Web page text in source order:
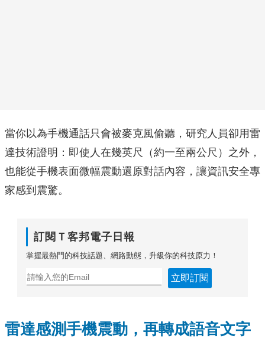
當你以為手機通話只會被麥克風偷聽，研究人員卻用雷
達技術證明：即使人在幾英尺（約一至兩公尺）之外，
也能從手機表面微幅震動還原對話內容，讓資訊安全專
家感到震驚。
訂閱Ｔ客邦電子日報
掌握最熱門的科技話題、網路動態，升級你的科技原力！
立即訂閱
雷達感測手機震動，再轉成語音文字